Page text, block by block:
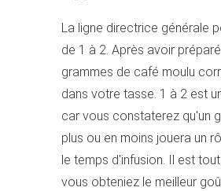
La ligne directrice générale
de 1 à 2. Après avoir
grammes de café moulu
dans votre tasse. 1 à 2 est
car vous constaterez qu'un
plus ou en moins jouera un
le temps d'infusion. Il est
vous obteniez le meilleur